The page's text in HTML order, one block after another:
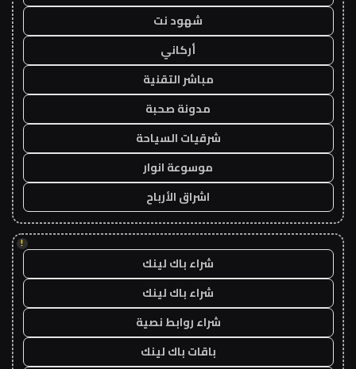
شهود نت
أركاني
مباشر التقنية
مدونة صحبة
شرقيات السياحة
موسوعة انوار
اشراق الأرباح
!
شراء باك لينك
شراء باك لينك
شراء روابط نصية
باقات باك لينك